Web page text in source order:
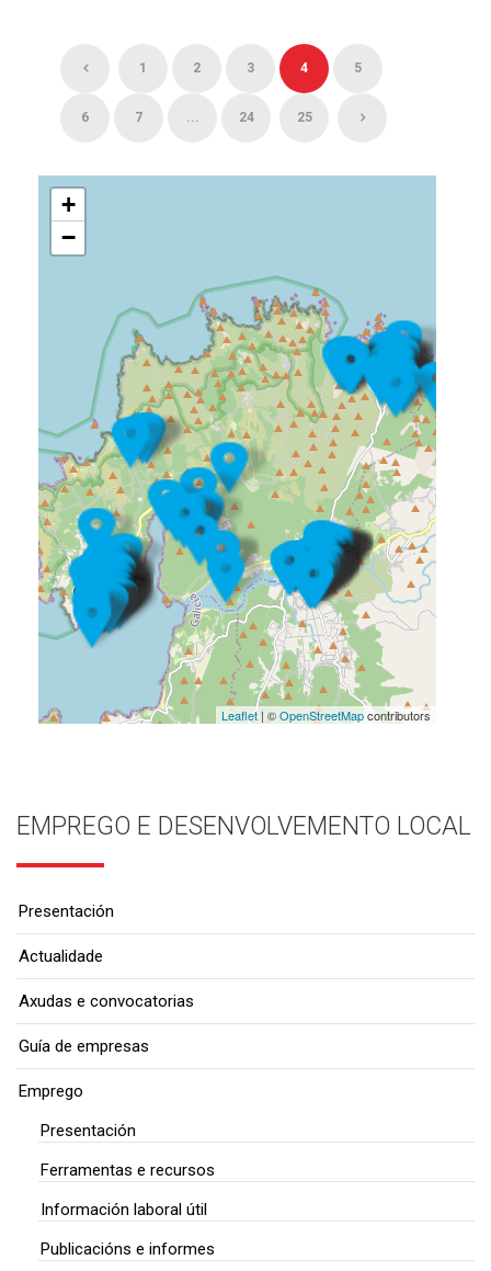
1 2 3 4 5
6 7 ... 24 25
+
−
Leaflet| ©OpenStreetMapcontributors
EMPREGO E DESENVOLVEMENTO LOCAL
Presentación
Actualidade
Axudas e convocatorias
Guía de empresas
Emprego
Presentación
Ferramentas e recursos
Información laboral útil
Publicacións e informes